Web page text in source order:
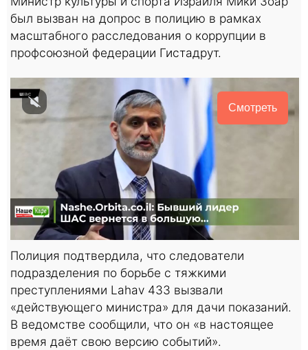
был вызван на допрос в полицию в рамках
масштабного расследования о коррупции в
профсоюзной федерации Гистадрут.
Смотреть
Полиция подтвердила, что следователи
подразделения по борьбе с тяжкими
преступлениями Lahav 433 вызвали
«действующего министра» для дачи показаний.
В ведомстве сообщили, что он «в настоящее
время даёт свою версию событий».